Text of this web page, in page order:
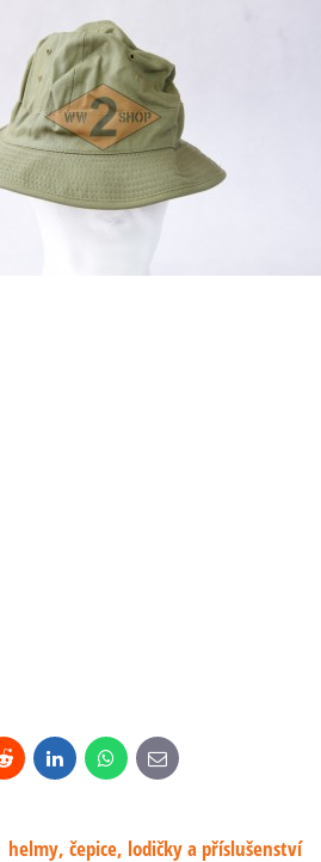
Reddit LinkedInWhatsApp
E-
mail
helmy, čepice, lodičky a příslušenství